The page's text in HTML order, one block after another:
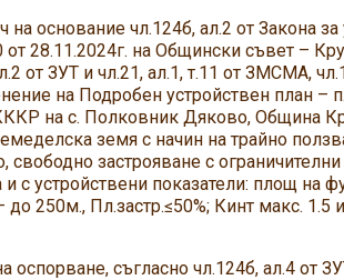
основание чл.124б, ал.2 от Закона за
28.11.2024г. на Общински съвет –
от ЗУТ и чл.21, ал.1, т.11 от ЗМСМА,
на Подробен устройствен план –
на с. Полковник Дяково, Община
земя с начин на трайно
свободно застрояване с
и с устройствени показатели: площ
до 250м., Пл.застр.≤50%; Кинт макс.
съгласно чл.124б, ал.4 от